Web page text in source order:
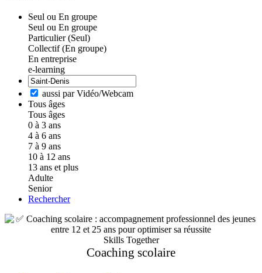
Seul ou En groupe
Seul ou En groupe
Particulier (Seul)
Collectif (En groupe)
En entreprise
e-learning
aussi par Vidéo/Webcam
Tous âges
Tous âges
0 à 3 ans
4 à 6 ans
7 à 9 ans
10 à 12 ans
13 ans et plus
Adulte
Senior
Rechercher
Skills Together
Coaching scolaire